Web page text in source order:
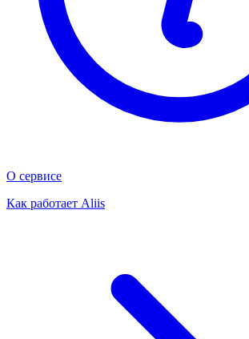
О сервисе
Как работает Aliis